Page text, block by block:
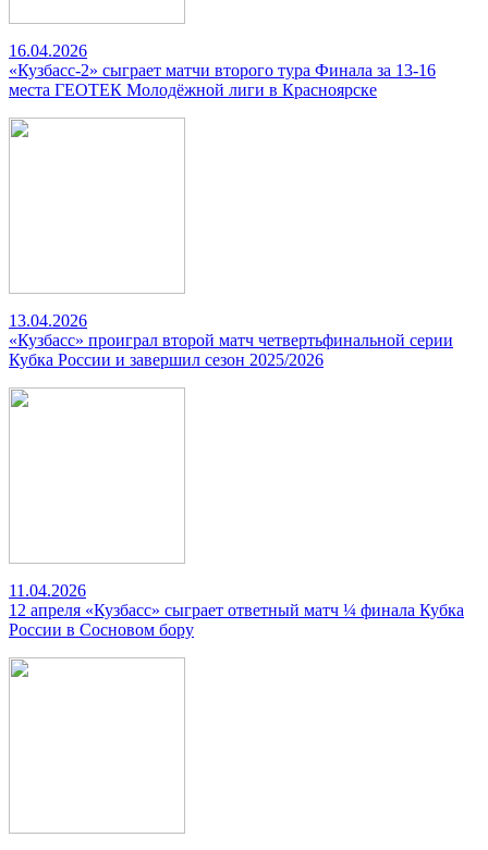
16.04.2026
«Кузбасс-2» сыграет матчи второго тура Финала за 13-16
места ГЕОТЕК Молодёжной лиги в Красноярске
13.04.2026
«Кузбасс» проиграл второй матч четвертьфинальной серии
Кубка России и завершил сезон 2025/2026
11.04.2026
12 апреля «Кузбасс» сыграет ответный матч ¼ финала Кубка
России в Сосновом бору